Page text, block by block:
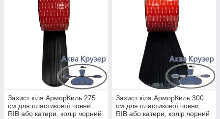
Захист кіля АрморКиль 275
см для пластикової човни,
RIB або катери, колір чорний
Захист кіля АрморКиль 300
см для пластикової човни,
RIB або катери, колір чорний